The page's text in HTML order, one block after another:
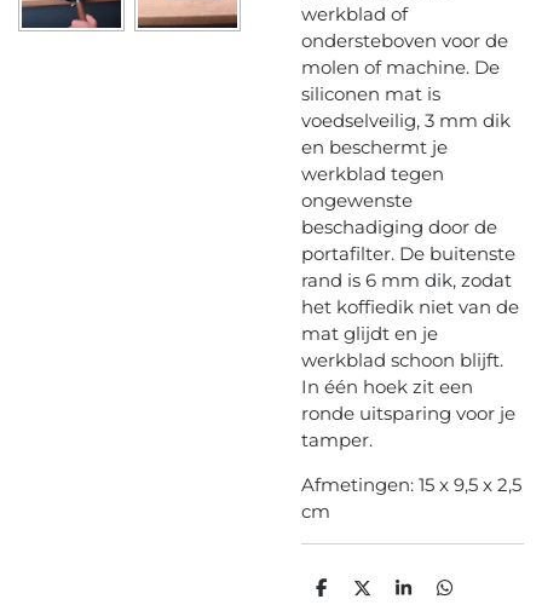
werkblad of
ondersteboven voor de
molen of machine. De
siliconen mat is
voedselveilig, 3 mm dik
en beschermt je
werkblad tegen
ongewenste
beschadiging door de
portafilter. De buitenste
rand is 6 mm dik, zodat
het koffiedik niet van de
mat glijdt en je
werkblad schoon blijft.
In één hoek zit een
ronde uitsparing voor je
tamper.
Afmetingen: 15 x 9,5 x 2,5
cm
D
D
S
D